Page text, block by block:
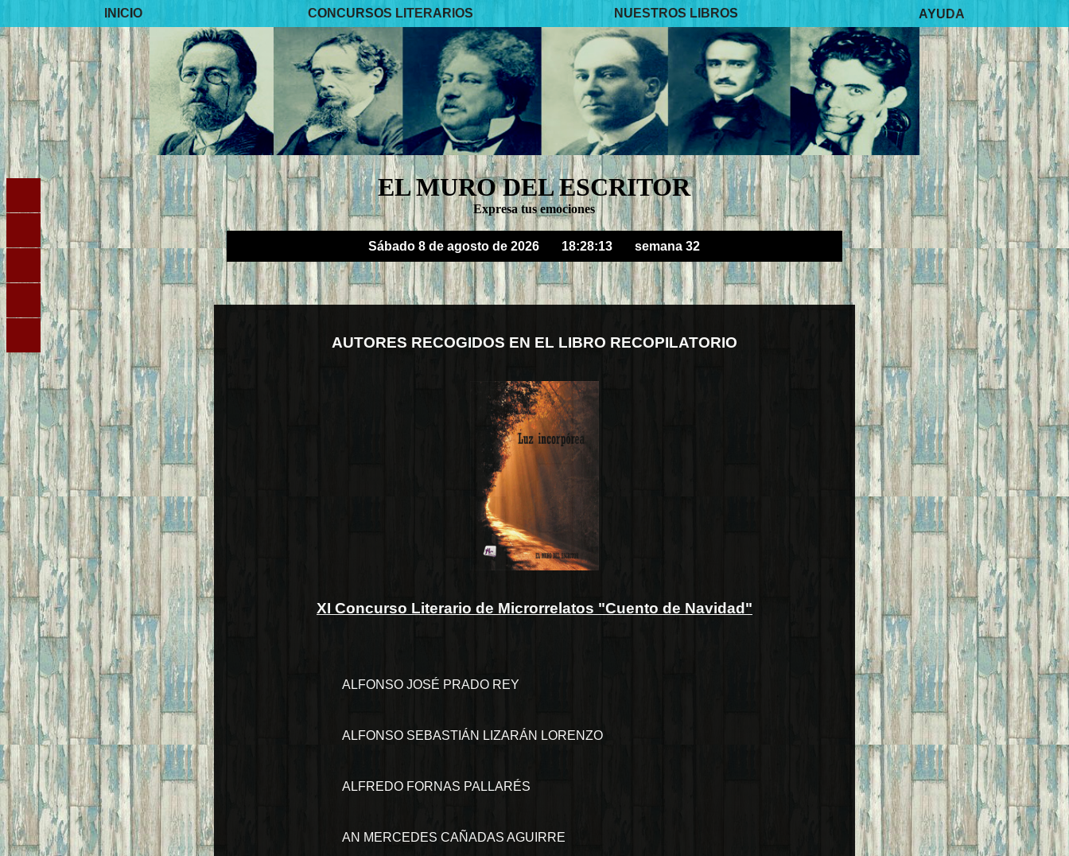
INICIO CONCURSOS LITERARIOS NUESTROS LIBROS AYUDA
EL MURO DEL ESCRITOR
Expresa tus emociones
Sábado 8 de agosto de 2026 18:28:16 semana 32
AUTORES RECOGIDOS EN EL LIBRO RECOPILATORIO
XI Concurso Literario de Microrrelatos "Cuento de Navidad"
ALFONSO JOSÉ PRADO REY
ALFONSO SEBASTIÁN LIZARÁN LORENZO
ALFREDO FORNAS PALLARÉS
AN MERCEDES CAÑADAS AGUIRRE